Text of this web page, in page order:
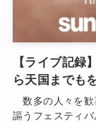
【ライブ記
ら天国までも
数多の人々を歓
謳うフェスティ